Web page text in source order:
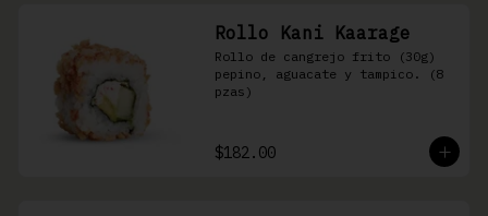
Rollo Kani Kaarage
Rollo de cangrejo frito (30g)
pepino, aguacate y tampico. (8
pzas)
$182.00